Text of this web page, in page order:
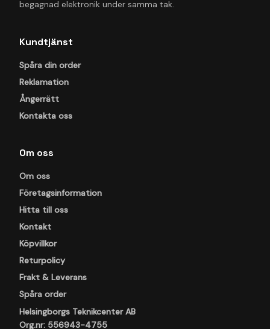
begagnad elektronik under samma tak.
Kundtjänst
Spåra din order
Reklamation
Ångerrätt
Kontakta oss
Om oss
Om oss
Företagsinformation
Hitta till oss
Kontakt
Köpvillkor
Returpolicy
Frakt & Leverans
Spåra order
Helsingborgs Teknikcenter AB
Org.nr: 556943-4755